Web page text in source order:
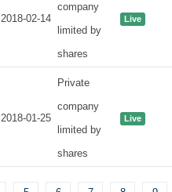
2018-02-14
company
limited by
shares
Live
2018-01-25
Private
company
limited by
shares
Live